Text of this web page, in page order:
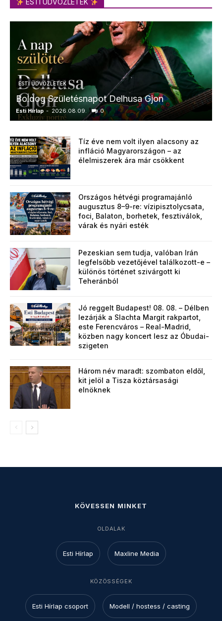
ESTI ÜDVÖZLETEK
ESTI ÜDVÖZLETEK
Boldog Születésnapot Delhusa Gjon
Esti Hírlap - 2026.08.09. 0
Tíz éve nem volt ilyen alacsony az
infláció Magyarországon – az
élelmiszerek ára már csökkent
Országos hétvégi programajánló
augusztus 8–9-re: vízipisztolycsata,
foci, Balaton, borhetek, fesztiválok,
várak és nyári esték
Pezeskian sem tudja, valóban Irán
legfelsőbb vezetőjével találkozott-e –
különös történet szivárgott ki
Teheránból
Jó reggelt Budapest! 08. 08. – Délben
lezárják a Slachta Margit rakpartot,
este Ferencváros – Real-Madrid,
közben nagy koncert lesz az Óbudai-
szigeten
Három név maradt: szombaton eldől,
kit jelöl a Tisza köztársasági
elnöknek
KÖVESSEN MINKET
OLDALAK
Esti Hírlap Maxline Media
KÖZÖSSÉGEK
Esti Hírlap csoport Modell / hostess / casting